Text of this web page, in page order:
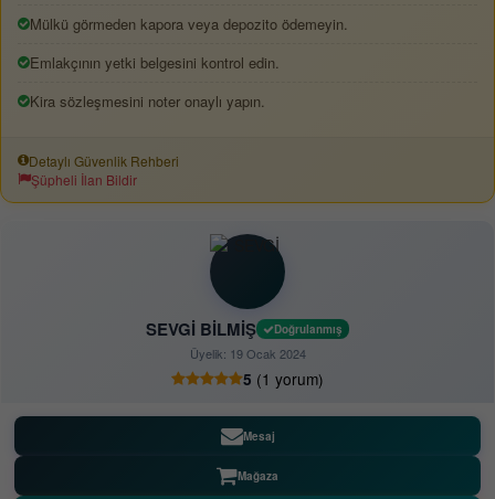
Mülkü görmeden kapora veya depozito ödemeyin.
Emlakçının yetki belgesini kontrol edin.
Kira sözleşmesini noter onaylı yapın.
Detaylı Güvenlik Rehberi
Şüpheli İlan Bildir
SEVGİ BİLMİŞ Doğrulanmış
Üyelik: 19 Ocak 2024
5 (1 yorum)
Mesaj
Mağaza